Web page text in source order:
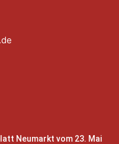
Neumarkt vom 23. Mai